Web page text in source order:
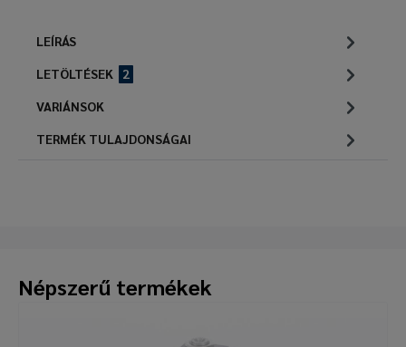
LEÍRÁS
LETÖLTÉSEK
2
VARIÁNSOK
TERMÉK TULAJDONSÁGAI
Népszerű termékek